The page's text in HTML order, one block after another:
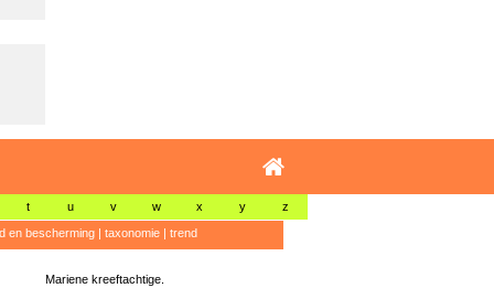
t u v w x y z
en bescherming| taxonomie| trend
Mariene kreeftachtige.